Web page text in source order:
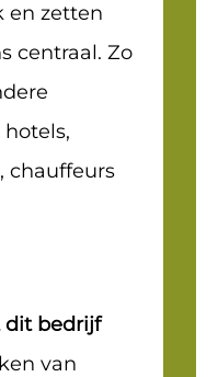
en zetten
centraal. Zo
chauffeurs
dit bedrijf
van